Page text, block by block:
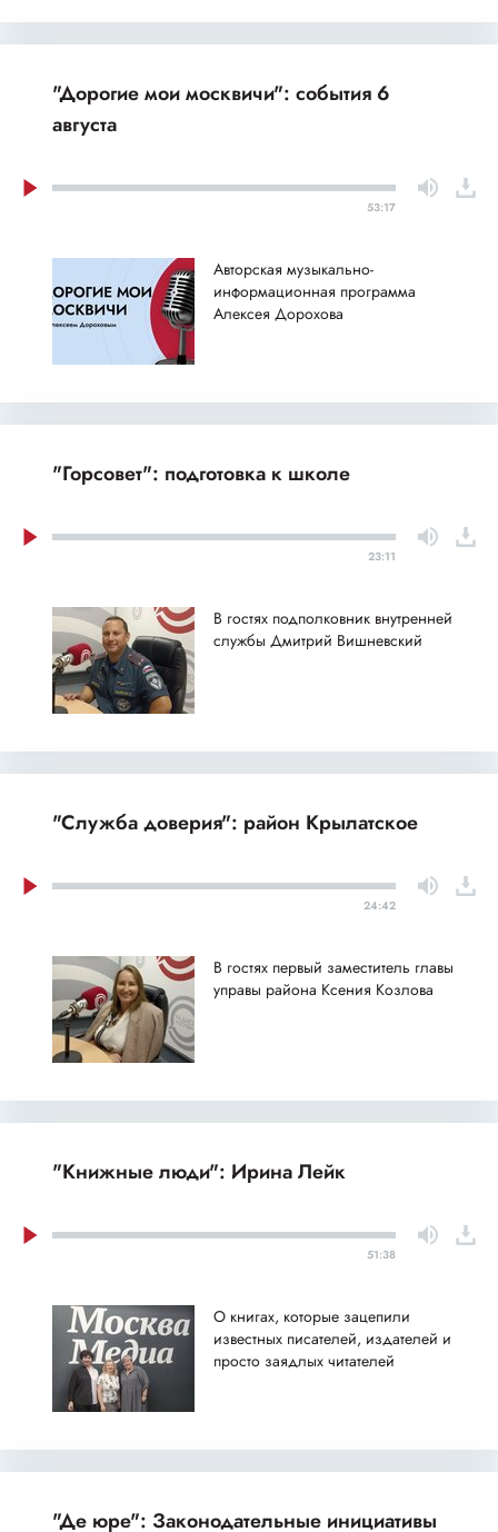
"Дорогие мои москвичи": события 6
августа
53:17
Авторская музыкально-
информационная программа
Алексея Дорохова
"Горсовет": подготовка к школе
23:11
В гостях подполковник внутренней
службы Дмитрий Вишневский
"Служба доверия": район Крылатское
24:42
В гостях первый заместитель главы
управы района Ксения Козлова
"Книжные люди": Ирина Лейк
51:38
О книгах, которые зацепили
известных писателей, издателей и
просто заядлых читателей
"Де юре": Законодательные инициативы